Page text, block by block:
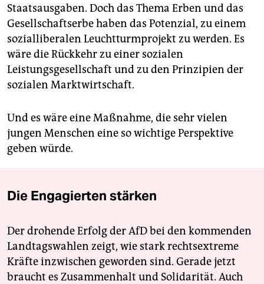
Staatsausgaben. Doch das Thema Erben und das
Gesellschaftserbe haben das Potenzial, zu einem
sozialliberalen Leuchtturmprojekt zu werden. Es
wäre die Rückkehr zu einer sozialen
Leistungsgesellschaft und zu den Prinzipien der
sozialen Marktwirtschaft.
Und es wäre eine Maßnahme, die sehr vielen
jungen Menschen eine so wichtige Perspektive
geben würde.
Die Engagierten stärken
Der drohende Erfolg der AfD bei den kommenden
Landtagswahlen zeigt, wie stark rechtsextreme
Kräfte inzwischen geworden sind. Gerade jetzt
braucht es Zusammenhalt und Solidarität. Auch